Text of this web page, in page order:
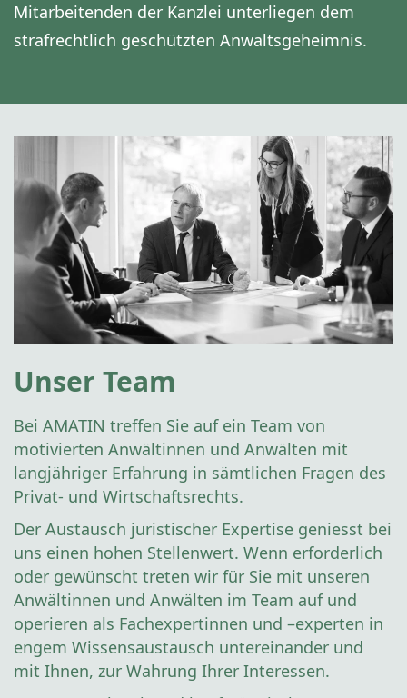
Mitarbeitenden der Kanzlei unterliegen dem
strafrechtlich geschützten Anwaltsgeheimnis.
Unser Team
Bei AMATIN treffen Sie auf ein Team von
motivierten Anwältinnen und Anwälten mit
langjähriger Erfahrung in sämtlichen Fragen des
Privat- und Wirtschaftsrechts.
Der Austausch juristischer Expertise geniesst bei
uns einen hohen Stellenwert. Wenn erforderlich
oder gewünscht treten wir für Sie mit unseren
Anwältinnen und Anwälten im Team auf und
operieren als Fachexpertinnen und –experten in
engem Wissensaustausch untereinander und
mit Ihnen, zur Wahrung Ihrer Interessen.